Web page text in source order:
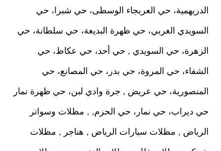
الدريهمية، حي العريجاء الوسطى، حي شبرا، حي
السويدي الغربي، حي ظهرة البديعة، حي سلطانة، حي
الزهرة، حي السويدي , حي أحد، حي عكاظ، حي
الشفاء، حي المروة، حي بدر، حي المصانع، حي
المنصورية، حي عريض , جرة وادي لبن، حي ظهرة نمار
حي ديراب، حي نمار، حي الحزم, , مظلات وسواتر
الرياض , مظلات سيارات الرياض , هناجر , مظلات